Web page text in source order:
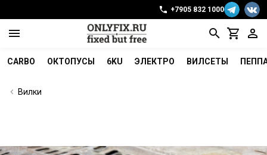
+7905 832 1000
CARBO ОКТОПУСЫ 6KU ЭЛЕКТРО ВИЛСЕТЫ
Вилки